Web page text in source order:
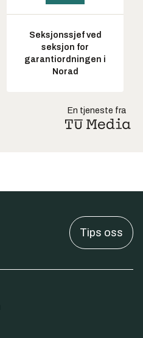
Seksjonssjef ved
seksjon for
garantiordningen i
Norad
En tjeneste fra
Tips oss